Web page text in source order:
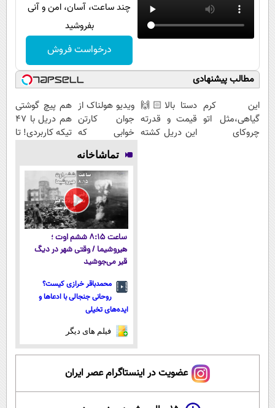
چند ساعت، آسان، امن و آنی
بفروشید
درخواست فروش
مطالب پیشنهادی
این کرم
گیاهی،مثل اتو
چروکای
دستا بالا🙌🏻
قیمت و قدرته
این دریل کشته
ویدیو هولناک از
جوان کارتن
خوابی که
میلیاردر شد.
آموزش رایگان
هم پیچ گوشتی
هم دریل با 47
تیکه کاربردی! تا
تماشاخانه
ساعت ۸:۱۵ ششم اوت ؛
هیروشیما / وقتی شهر در دیگ
قیر می‌جوشید
محمدباقر خرازی کیست؟
روحانی جنجالی با ادعاها و
ایده‌های تخیلی
فیلم های دیگر
عضویت در اینستاگرام عصر ایران